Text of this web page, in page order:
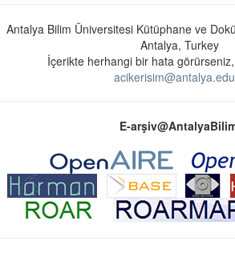
Antalya Bilim Üniversitesi Kütüphane ve
Antalya, Turkey
İçerikte herhangi bir hata
E-